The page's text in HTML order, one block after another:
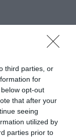
third parties, or
for
opt-out
that after your
seeing
utilized by
parties prior to